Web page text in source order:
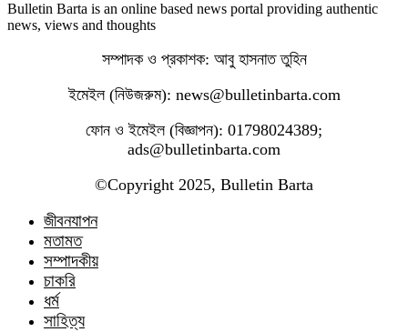
Bulletin Barta is an online based news portal providing authentic
news, views and thoughts
সম্পাদক ও প্রকাশক: আবু হাসনাত তুহিন
ইমেইল (নিউজরুম): news@bulletinbarta.com
ফোন ও ইমেইল (বিজ্ঞাপন): 01798024389;
ads@bulletinbarta.com
©️Copyright 2025, Bulletin Barta
জীবনযাপন
মতামত
সম্পাদকীয়
চাকরি
ধর্ম
সাহিত্য